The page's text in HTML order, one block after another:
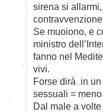
sirena si
Se muoiono, e
ministro
fanno nel
vivi.
Forse dirà in un
sessuali =
Dal male a